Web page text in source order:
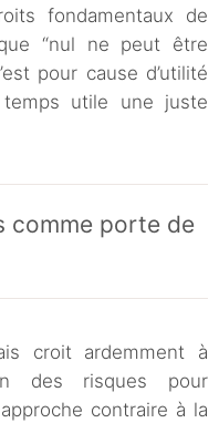
fondamentaux de
“nul ne peut être
pour cause d’utilité
utile une juste
comme porte de
croit ardemment à
des risques pour
contraire à la